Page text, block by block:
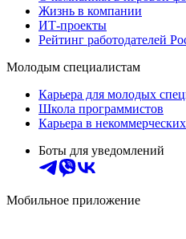
Жизнь в компании
ИТ-проекты
Рейтинг работодателей
Молодым специалистам
Карьера для молодых
Школа программистов
Карьера в
Боты для уведомлений
Мобильное приложение